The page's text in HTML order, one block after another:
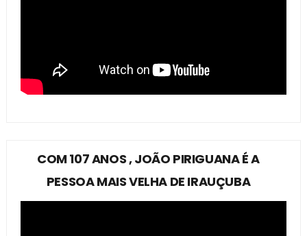
COM 107 ANOS , JOÃO PIRIGUANA É A
PESSOA MAIS VELHA DE IRAUÇUBA